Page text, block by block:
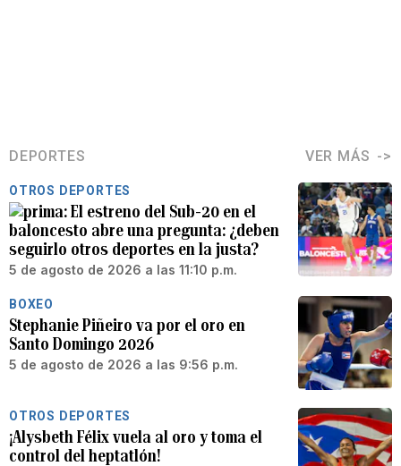
DEPORTES VER MÁS
OTROS DEPORTES
El estreno del Sub-20 en el
baloncesto abre una pregunta: ¿deben
seguirlo otros deportes en la justa?
5 de agosto de 2026 a las 11:10 p.m.
BOXEO
Stephanie Piñeiro va por el oro en
Santo Domingo 2026
5 de agosto de 2026 a las 9:56 p.m.
OTROS DEPORTES
¡Alysbeth Félix vuela al oro y toma el
control del heptatlón!